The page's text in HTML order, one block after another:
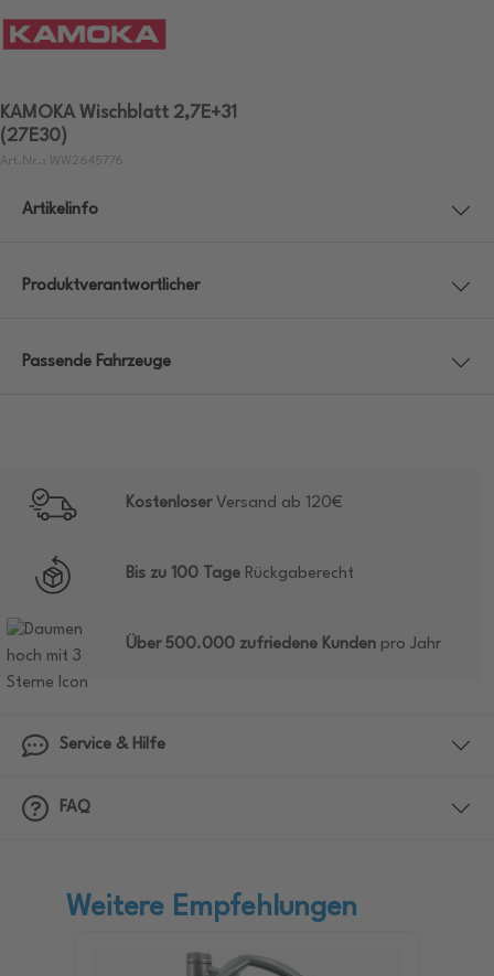
KAMOKA Wischblatt 2,7E+31
(27E30)
Art.Nr.: WW2645776
Artikelinfo
Produktverantwortlicher
Passende Fahrzeuge
KostenloserVersand ab 120€
Bis zu 100 Tage Rückgaberecht
Über 500.000 zufriedene Kunden pro Jahr
Service & Hilfe
FAQ
Weitere Empfehlungen